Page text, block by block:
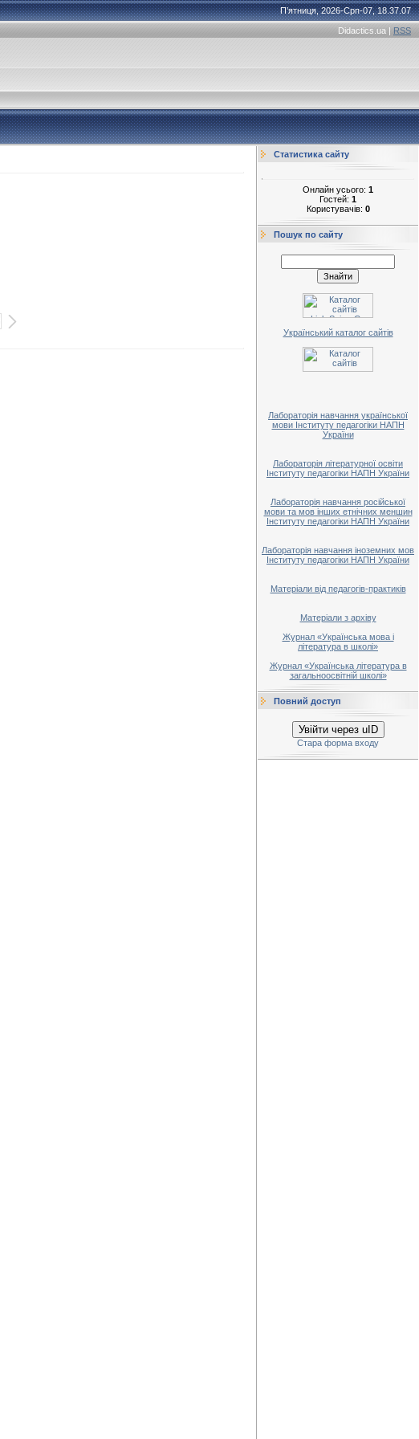
П’ятниця, 2026-Срп-07, 18.37.07
Didactics.ua | RSS
Статистика сайту
Онлайн усього: 1
Гостей: 1
Користувачів: 0
Пошук по сайту
Український каталог сайтів
Лабораторія навчання української
мови Інституту педагогіки НАПН
України
Лабораторія літературної освіти
Інституту педагогіки НАПН України
Лабораторія навчання російської
мови та мов інших етнічних меншин
Інституту педагогіки НАПН України
Лабораторія навчання іноземних мов
Інституту педагогіки НАПН України
Матеріали від педагогів-практиків
Матеріали з архіву
Журнал «Українська мова і
література в школі»
Журнал «Українська література в
загальноосвітній школі»
Повний доступ
Увійти через uID
Стара форма входу